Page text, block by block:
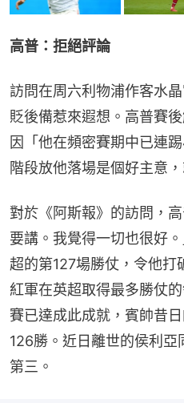
高普：拒絕評論
訪問在周六利物浦作客水
貶後備惹來遐想。高普賽
因「他在頻密賽期中已連
階段放他落場是個好主意，
對於《阿斯報》的訪問，
要講。我覺得一切也很好
超的第127場勝仗，令他打
紅軍在英超取得最多勝仗
賽已達成此成就，賓帥昔
126勝。近日離世的侯利
第三。